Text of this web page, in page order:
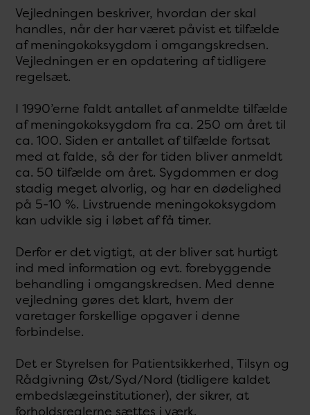
Vejledningen beskriver, hvordan der skal
handles, når der har været påvist et tilfælde
af meningokoksygdom i omgangskredsen.
Vejledningen er en opdatering af tidligere
regelsæt.
I 1990’erne faldt antallet af anmeldte tilfælde
af meningokoksygdom fra ca. 250 om året til
ca. 100. Siden er antallet af tilfælde fortsat
med at falde, så der for tiden bliver anmeldt
ca. 50 tilfælde om året. Sygdommen er dog
stadig meget alvorlig, og har en dødelighed
på 5-10 %. Livstruende meningokoksygdom
kan udvikle sig i løbet af få timer.
Derfor er det vigtigt, at der bliver sat hurtigt
ind med information og evt. forebyggende
behandling i omgangskredsen. Med denne
vejledning gøres det klart, hvem der
varetager forskellige opgaver i denne
forbindelse.
Det er Styrelsen for Patientsikkerhed, Tilsyn og
Rådgivning Øst/Syd/Nord (tidligere kaldet
embedslægeinstitutioner), der sikrer, at
forholdsreglerne sættes i værk.